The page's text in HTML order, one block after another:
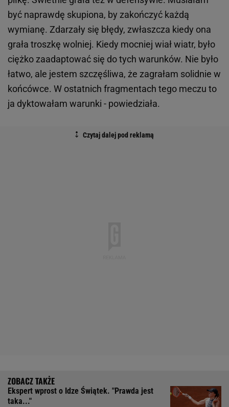
być naprawdę skupiona, by zakończyć każdą
wymianę. Zdarzały się błędy, zwłaszcza kiedy ona
grała troszkę wolniej. Kiedy mocniej wiał wiatr, było
ciężko zaadaptować się do tych warunków. Nie było
łatwo, ale jestem szczęśliwa, że zagrałam solidnie w
końcówce. W ostatnich fragmentach tego meczu to
ja dyktowałam warunki - powiedziała.
Ekspert wprost o Idze Świątek. "Prawda jest
taka..."